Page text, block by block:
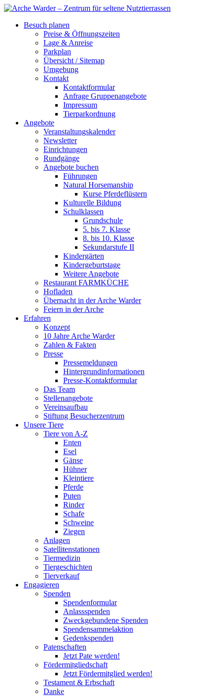
Besuch planen
Preise & Öffnungszeiten
Lage & Anreise
Parkplan
Übersicht / Sitemap
Umgebung
Kontakt
Kontaktformular
Anfrage Gruppenangebote
Impressum
Tierparkordnung
Angebote
Veranstaltungskalender
Newsletter
Einrichtungen
Rundgänge
Angebote buchen
Führungen
Natural Horsemanship
Kurse Pferdeflüstern
Kulturelle Bildung
Schulklassen
Grundschule
5. bis 7. Klasse
8. bis 10. Klasse
Sekundarstufe II
Kindergärten
Kindergeburtstage
Weitere Angebote
Restaurant FARMKÜCHE
Hofladen
Übernacht in der Arche Warder
Feiern in der Arche
Erfahren
Konzept
10 Jahre Arche Warder
Zahlen & Fakten
Presse
Pressemeldungen
Hintergrundinformationen
Presse-Kontaktformular
Das Team
Stellenangebote
Vereinsaufbau
Stiftung Besucherzentrum
Unsere Tiere
Tiere von A-Z
Enten
Esel
Gänse
Hühner
Kleintiere
Pferde
Puten
Rinder
Schafe
Schweine
Ziegen
Anlagen
Satellitenstationen
Tiermedizin
Tiergeschichten
Tierverkauf
Engagieren
Spenden
Spendenformular
Anlassspenden
Zweckgebundene Spenden
Spendensammelaktion
Gedenkspenden
Patenschaften
Jetzt Pate werden!
Fördermitgliedschaft
Jetzt Fördermitglied werden!
Testament & Erbschaft
Danke